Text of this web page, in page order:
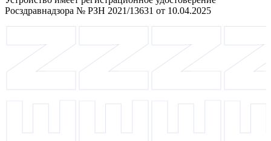
Росздравнадзора № РЗН 2021/13631 от 10.04.2025